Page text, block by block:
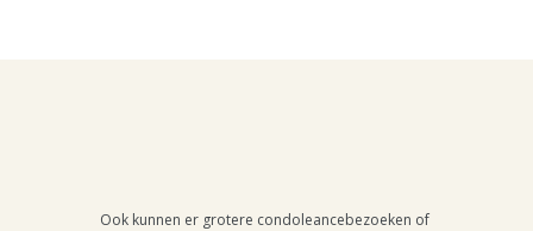
Ook kunnen er grotere condoleancebezoeken of